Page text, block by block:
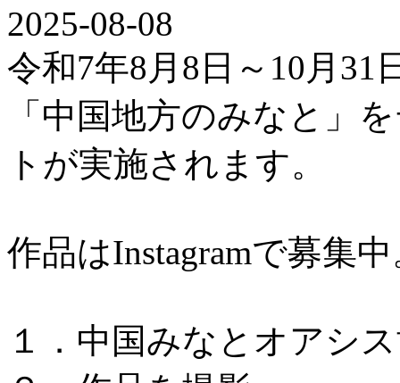
2025-08-08
令和7年8月8日～10月31
「中国地方のみなと」
トが実施されます。
作品はInstagramで募集
１．中国みなとオアシ